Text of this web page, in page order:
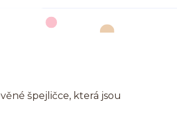
špejličce, která jsou